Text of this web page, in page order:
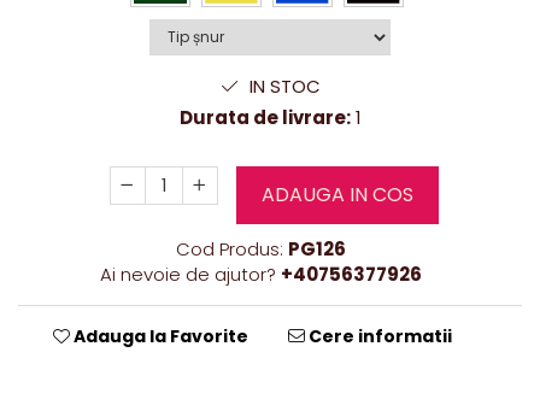
IN STOC
Durata de livrare:1
ADAUGA IN COS
Cod Produs: PG126
Ai nevoie de ajutor? +40756377926
Adauga la Favorite Cere informatii